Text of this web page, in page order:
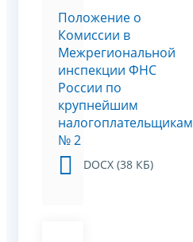
Положение о
Комиссии в
Межрегиональной
инспекции ФНС
России по
крупнейшим
налогоплательщикам
№ 2
DOCX (38 КБ)